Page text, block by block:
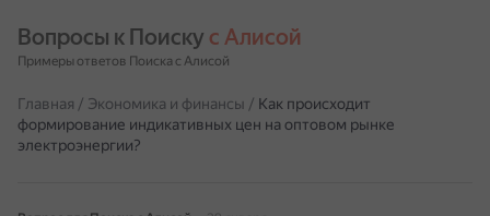
Вопросы к Поиску с Алисой
Примеры ответов Поиска с Алисой
Главная / Экономика и финансы / Как происходит
формирование индикативных цен на оптовом рынке
электроэнергии?